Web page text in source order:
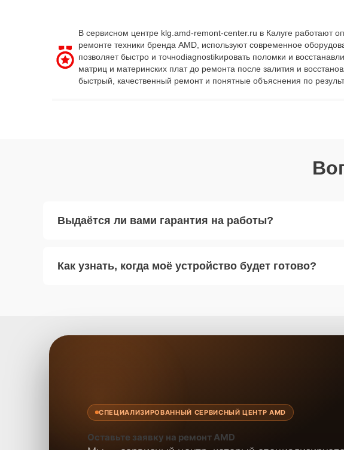
В сервисном центре klg.amd-remont-center.ru в Калуге работают
ремонте техники бренда AMD, используют современное
позволяет быстро и точноdiagnostikировать поломки и
матриц и материнских плат до ремонта после залития и
быстрый, качественный ремонт и понятные объяснения по
Выдаётся ли вами гарантия на работы?
Как узнать, когда моё устройство будет готово?
СПЕЦИАЛИЗИРОВАННЫЙ СЕРВИСНЫЙ ЦЕНТР AMD
Оставьте заявку на ремонт AMD